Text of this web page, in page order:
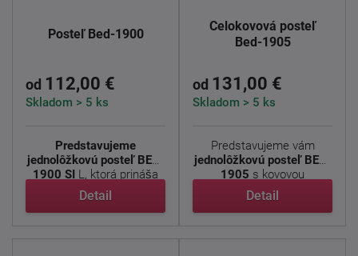
Posteľ Bed-1900
od 112,00 €
Skladom > 5 ks
Predstavujeme
jednolôžkovú posteľ BED-
1900 SI L, ktorá prináša
moderný ...
Detail
Celokovová posteľ
Bed-1905
od 131,00 €
Skladom > 5 ks
Predstavujeme vám
jednolôžkovú posteľ BED-
1905 s kovovou
konštrukciou ...
Detail